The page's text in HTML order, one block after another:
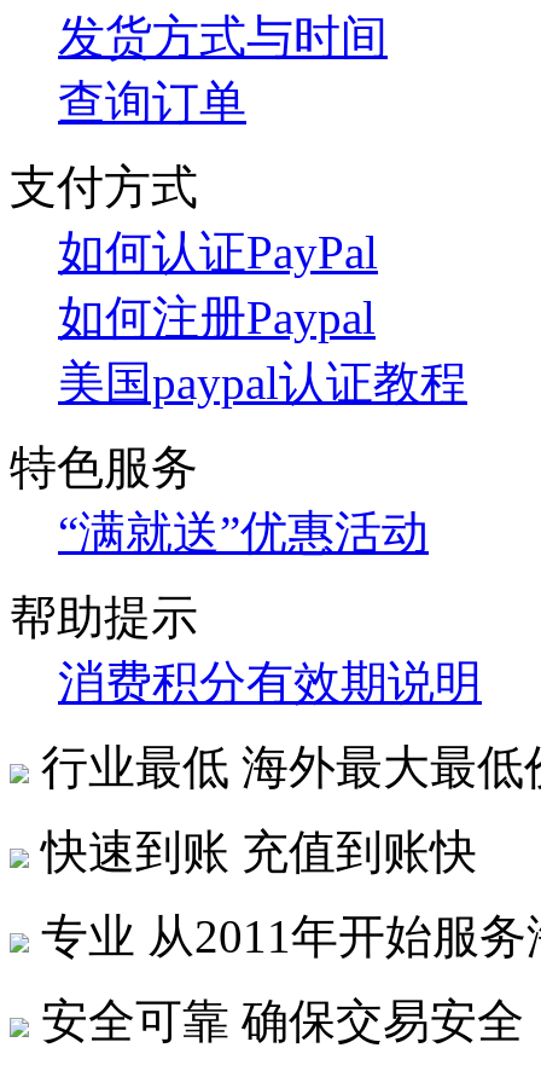
发货方式与时间
查询订单
支付方式
如何认证PayPal
如何注册Paypal
美国paypal认证教程
特色服务
“满就送”优惠活动
帮助提示
消费积分有效期说明
行业最低 海外最大最低
快速到账 充值到账快
专业 从2011年开始服
安全可靠 确保交易安全